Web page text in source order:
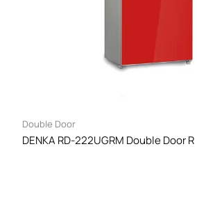
Double Door
DENKA RD-222UGRM Double Door R